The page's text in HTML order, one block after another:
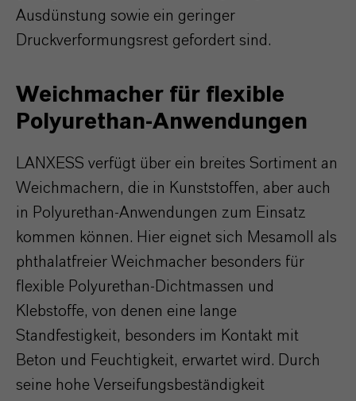
Ausdünstung sowie ein geringer
Druckverformungsrest gefordert sind.
Weichmacher für flexible
Polyurethan-Anwendungen
LANXESS verfügt über ein breites Sortiment an
Weichmachern, die in Kunststoffen, aber auch
in Polyurethan-Anwendungen zum Einsatz
kommen können. Hier eignet sich Mesamoll als
phthalatfreier Weichmacher besonders für
flexible Polyurethan-Dichtmassen und
Klebstoffe, von denen eine lange
Standfestigkeit, besonders im Kontakt mit
Beton und Feuchtigkeit, erwartet wird. Durch
seine hohe Verseifungsbeständigkeit